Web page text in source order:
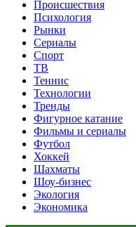
Происшествия
Психология
Рынки
Сериалы
Спорт
ТВ
Теннис
Технологии
Тренды
Фигурное катание
Фильмы и сериалы
Футбол
Хоккей
Шахматы
Шоу-бизнес
Экология
Экономика